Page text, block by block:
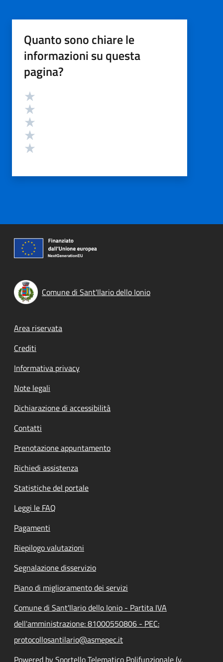
Quanto sono chiare le
informazioni su questa
pagina?
Valutazione
Comune di Sant'Ilario dello Ionio
Footer menu
Area riservata
Crediti
Informativa privacy
Note legali
Dichiarazione di accessibilità
Contatti
Prenotazione appuntamento
Richiedi assistenza
Statistiche del portale
Leggi le FAQ
Pagamenti
Riepilogo valutazioni
Segnalazione disservizio
Piano di miglioramento dei servizi
Comune di Sant'Ilario dello Ionio - Partita IVA
dell'amministrazione: 81000550806 - PEC:
protocollosantilario@asmepec.it
Powered by Sportello Telematico Polifunzionale (v.